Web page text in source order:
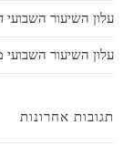
עלון השיעור השבועי
עלון השיעור השבועי
תגובות אחרונות